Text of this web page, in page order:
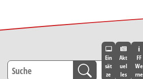
Ein
sät
ze
Akt
uel
les
FF
We
rne